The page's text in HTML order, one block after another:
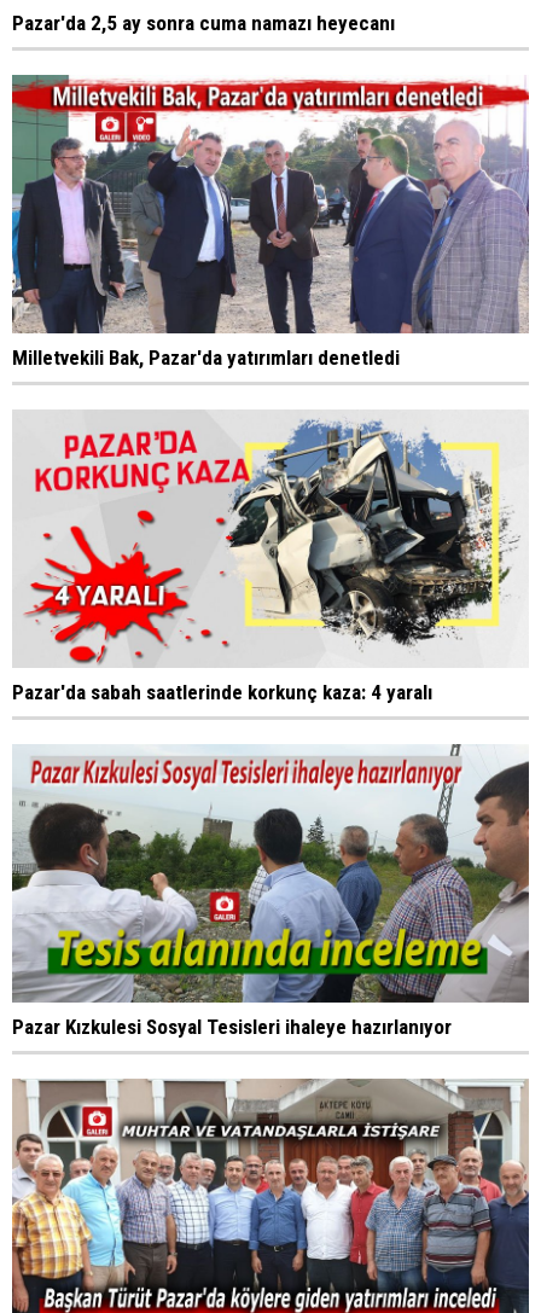
Pazar'da 2,5 ay sonra cuma namazı heyecanı
Milletvekili Bak, Pazar'da yatırımları denetledi
Pazar'da sabah saatlerinde korkunç kaza: 4 yaralı
Pazar Kızkulesi Sosyal Tesisleri ihaleye hazırlanıyor